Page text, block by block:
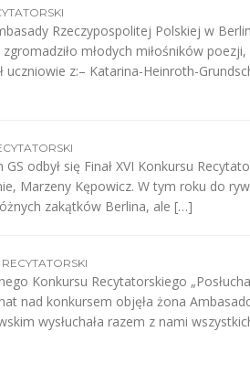
Rzeczypospolitej Polskiej w
młodych miłośników
z:– Katarina-Heinroth-
odbył się Finał XVI Konkursu
Marzeny Kępowicz. W tym roku do
zakątków Berlina, ale […]
Konkursu Recytatorskiego
nad konkursem objęła żona
wysłuchała razem z nami